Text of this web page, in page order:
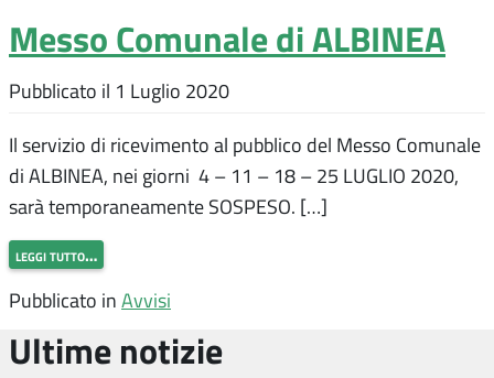
Messo Comunale di ALBINEA
Pubblicato il 1 Luglio 2020
Il servizio di ricevimento al pubblico del Messo Comunale
di ALBINEA, nei giorni 4 – 11 – 18 – 25 LUGLIO 2020,
sarà temporaneamente SOSPESO. […]
leggi tutto…
Pubblicato in Avvisi
Ultime notizie